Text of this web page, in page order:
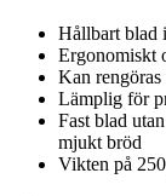
Hållbart blad
Ergonomiskt
Kan
Lämplig för
Fast blad
mjukt bröd
Vikten på